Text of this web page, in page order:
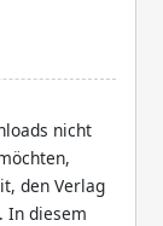
nicht
den Verlag
In diesem